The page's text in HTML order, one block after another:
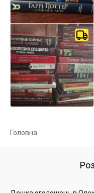
Головна